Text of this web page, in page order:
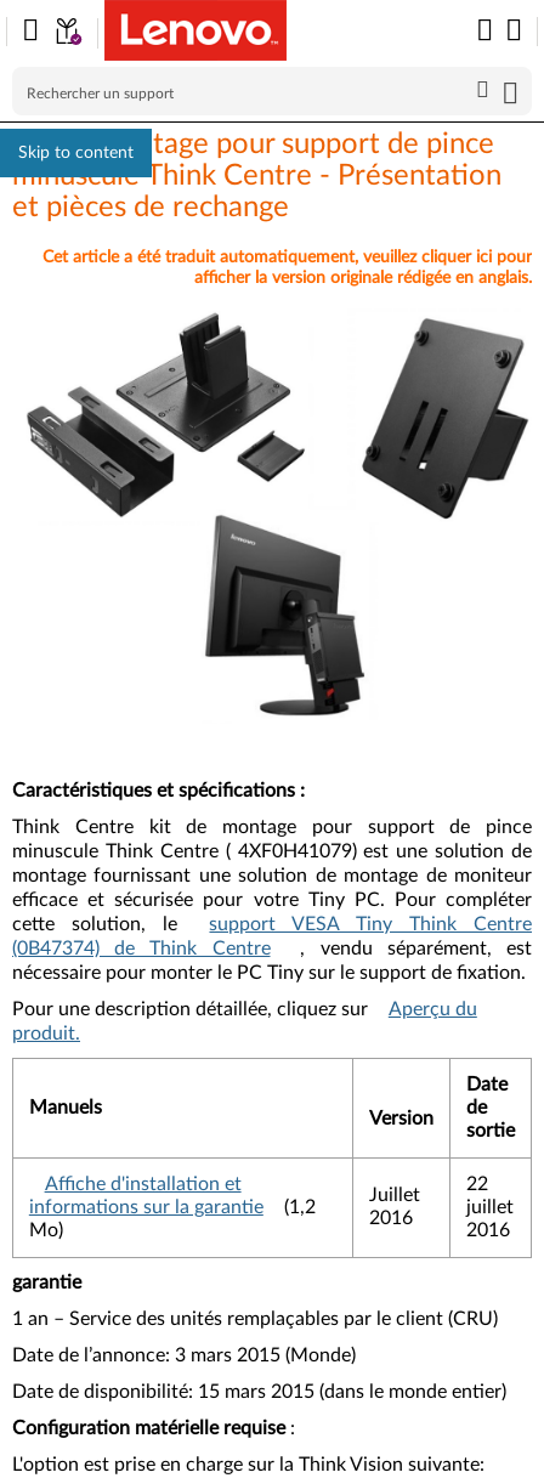
Skip to content
Kit de montage pour support de pince
minuscule Think Centre - Présentation
et pièces de rechange
Cet article a été traduit automatiquement, veuillez cliquer ici pour
afficher la version originale rédigée en anglais.
Caractéristiques et spécifications :
Think Centre kit de montage pour support de pince
minuscule Think Centre ( 4XF0H41079)est une solution de
montage fournissant une solution de montage de moniteur
efficace et sécurisée pour votre Tiny PC. Pour compléter
cette solution, le
support VESA Tiny Think Centre
(0B47374) de Think Centre
, vendu séparément, est
nécessaire pour monter le PC Tiny sur le support de fixation.
Pour une description détaillée, cliquez sur
Aperçu du
produit.
Manuels
Version
Date
de
sortie
Affiche d'installation et
informations sur la garantie
(1,2
Mo)
Juillet
2016
22
juillet
2016
garantie
1 an – Service des unités remplaçables par le client (CRU)
Date de l’annonce: 3 mars 2015 (Monde)
Date de disponibilité: 15 mars 2015 (dans le monde entier)
Configuration matérielle requise:
L'option est prise en charge sur la Think Vision suivante: